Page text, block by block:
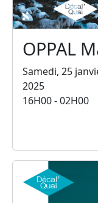
OPPAL
Samedi, 25
2025
16H00 - 02H00